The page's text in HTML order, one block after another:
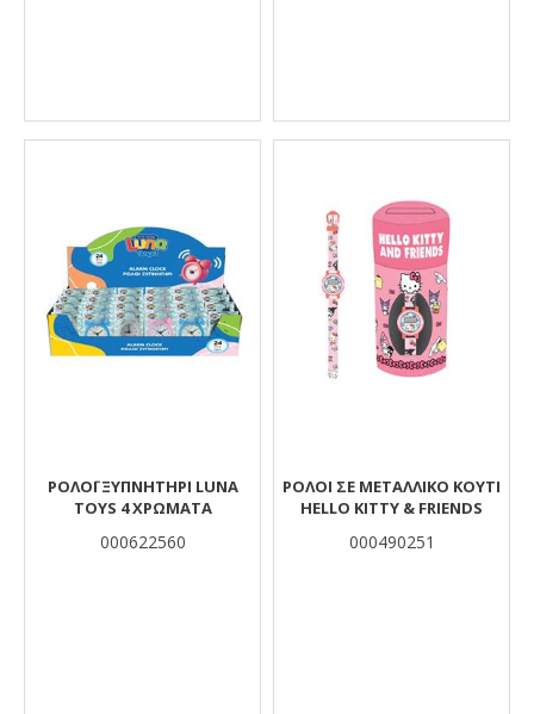
ΡΟΛΌΙ ΞΥΠΝΗΤΉΡΙ LUNA
TOYS 4 ΧΡΏΜΑΤΑ
000622560
ΡΟΛΟΙ ΣΕ ΜΕΤΑΛΛΙΚΟ ΚΟΥΤΙ
HELLO KITTY & FRIENDS
000490251